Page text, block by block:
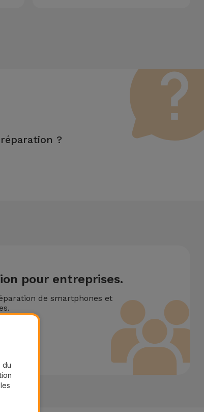
?
pour entreprises.
de smartphones et
du